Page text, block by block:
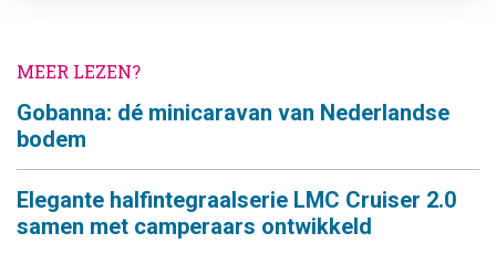
MEER LEZEN?
Gobanna: dé minicaravan van Nederlandse
bodem
Elegante halfintegraalserie LMC Cruiser 2.0
samen met camperaars ontwikkeld